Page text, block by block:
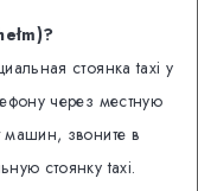
стоянка taxi у
через местную
машин, звоните в
стоянку taxi.